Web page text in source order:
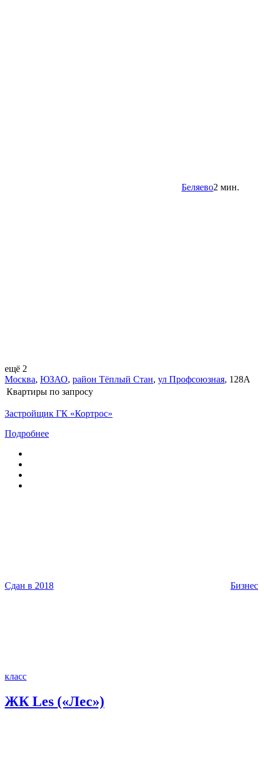
Беляево2 мин.
ещё 2
Москва, ЮЗАО, район Тёплый Стан, ул Профсоюзная, 128А
Квартиры по запросу
Застройщик ГК «Кортрос»
Подробнее
Сдан в 2018 Бизнес
класс
ЖК Les («Лес»)